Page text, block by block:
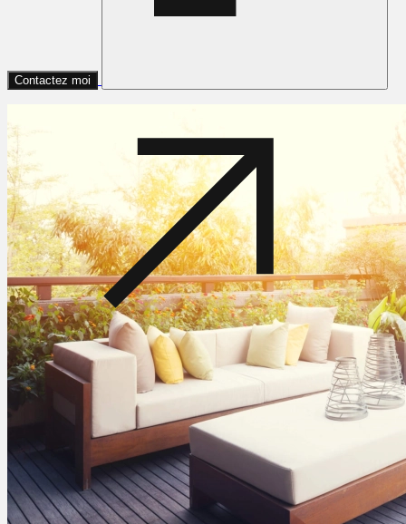
Contactez moi